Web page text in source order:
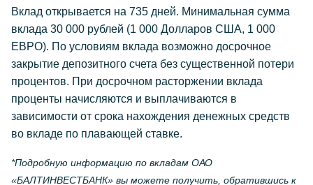
Вклад открывается на 735 дней. Минимальная сумма
вклада 30 000 рублей (1 000 Долларов США, 1 000
ЕВРО). По условиям вклада возможно досрочное
закрытие депозитного счета без существенной потери
процентов. При досрочном расторжении вклада
проценты начисляются и выплачиваются в
зависимости от срока нахождения денежных средств
во вкладе по плавающей ставке.
*Подробную информацию по вкладам ОАО
«БАЛТИНВЕСТБАНК» вы можете получить, обратившись к